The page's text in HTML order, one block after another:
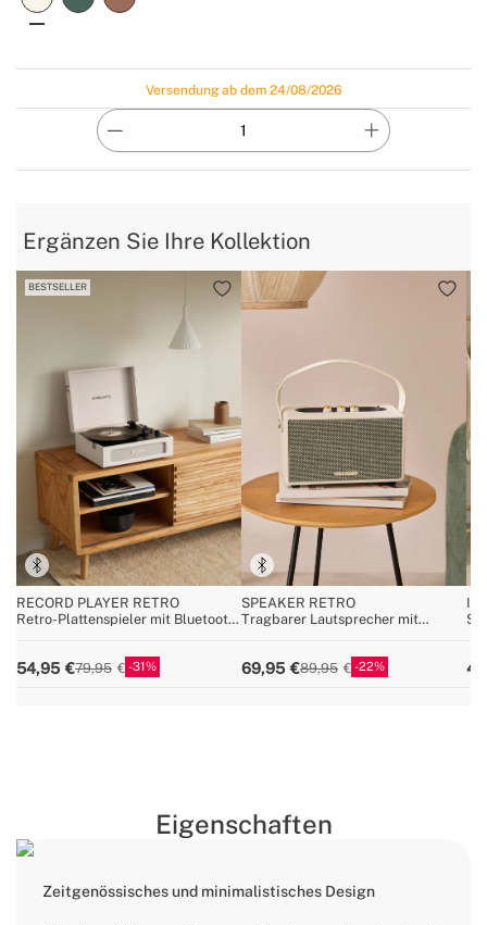
Versendung ab dem 24/08/2026
Ergänzen Sie Ihre Kollektion
BESTSELLER
RECORD PLAYER RETRO
Retro-Plattenspieler mit Bluetooth,
54,95 79,95 31
SPEAKER RETRO
Tragbarer Lautsprecher mit
69,95 89,95 22
Eigenschaften
Zeitgenössisches und minimalistisches Design